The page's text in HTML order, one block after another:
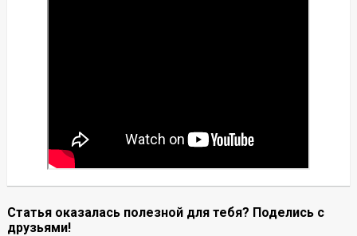
Статья оказалась полезной для тебя? Поделись с
друзьями!